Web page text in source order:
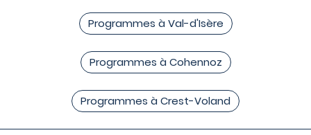
Programmes à Val-d'Isère
Programmes à Cohennoz
Programmes à Crest-Voland